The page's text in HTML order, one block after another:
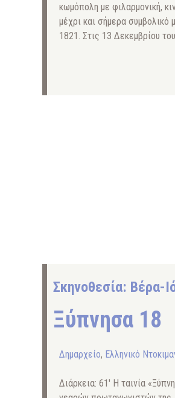
κωμόπολη με φιλαρμονική,
μέχρι και σήμερα
1821. Στις 13 Δεκεμβρίου
Σκηνοθεσία: Βέρα-
Ξύπνησα 18
Δημαρχείο, Ελληνικό
Διάρκεια: 61′ Η ταινία